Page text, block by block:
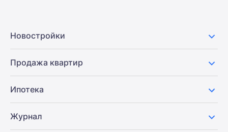
Новостройки
Продажа квартир
Ипотека
Журнал